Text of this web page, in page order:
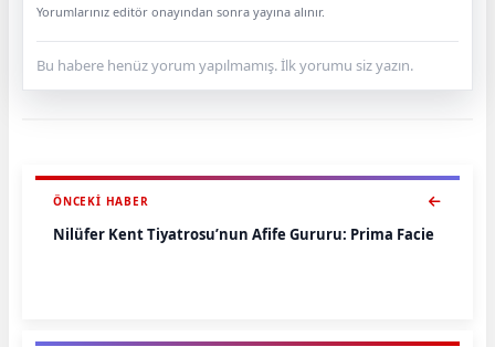
Yorumlarınız editör onayından sonra yayına alınır.
Bu habere henüz yorum yapılmamış. İlk yorumu siz yazın.
ÖNCEKI HABER
Nilüfer Kent Tiyatrosu’nun Afife Gururu: Prima Facie